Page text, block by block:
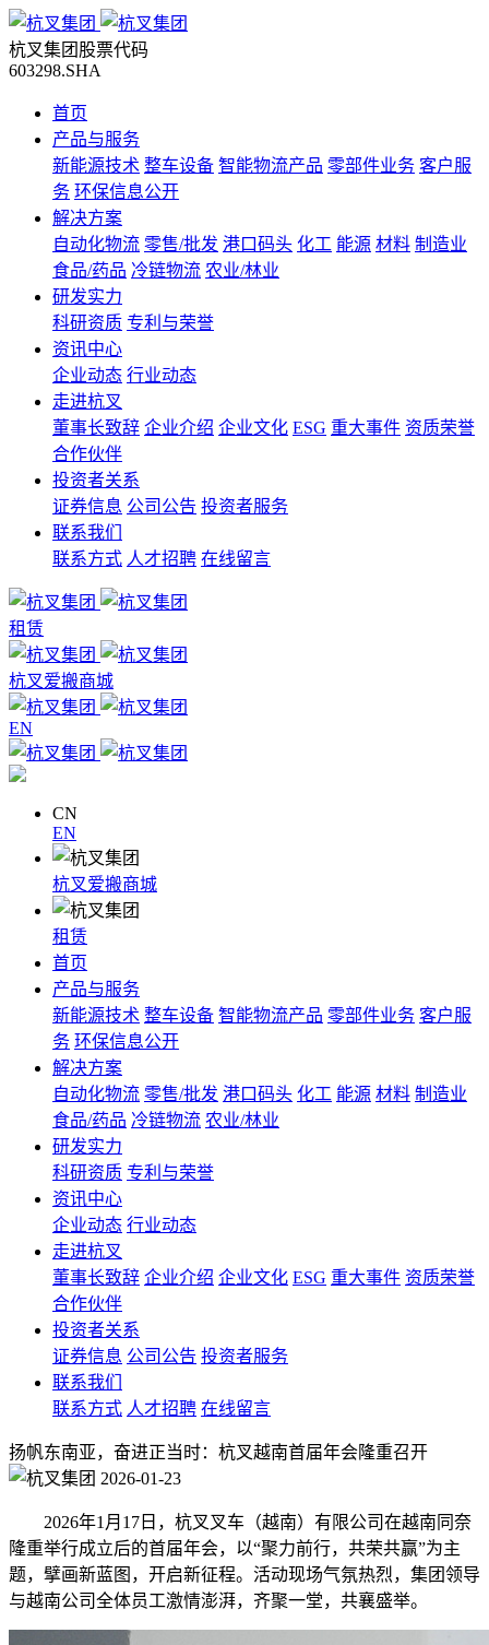
杭叉集团股票代码
603298.SHA
首页
产品与服务
新能源技术 整车设备 智能物流产品 零部件业务 客户服
务 环保信息公开
解决方案
自动化物流 零售/批发 港口码头 化工 能源 材料 制造业
食品/药品 冷链物流 农业/林业
研发实力
科研资质 专利与荣誉
资讯中心
企业动态 行业动态
走进杭叉
董事长致辞 企业介绍 企业文化 ESG 重大事件 资质荣誉
合作伙伴
投资者关系
证券信息 公司公告 投资者服务
联系我们
联系方式 人才招聘 在线留言
租赁
杭叉爱搬商城
EN
CN
EN
杭叉爱搬商城
租赁
首页
产品与服务
新能源技术 整车设备 智能物流产品 零部件业务 客户服
务 环保信息公开
解决方案
自动化物流 零售/批发 港口码头 化工 能源 材料 制造业
食品/药品 冷链物流 农业/林业
研发实力
科研资质 专利与荣誉
资讯中心
企业动态 行业动态
走进杭叉
董事长致辞 企业介绍 企业文化 ESG 重大事件 资质荣誉
合作伙伴
投资者关系
证券信息 公司公告 投资者服务
联系我们
联系方式 人才招聘 在线留言
扬帆东南亚，奋进正当时：杭叉越南首届年会隆重召开
2026-01-23
2026年1月17日，杭叉叉车（越南）有限公司在越南同奈
隆重举行成立后的首届年会，以“聚力前行，共荣共赢”为主
题，擘画新蓝图，开启新征程。活动现场气氛热烈，集团领导
与越南公司全体员工激情澎湃，齐聚一堂，共襄盛举。